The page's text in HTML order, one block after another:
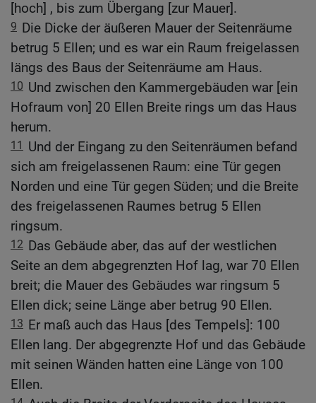
[hoch] , bis zum Übergang [zur Mauer].
9 Die Dicke der äußeren Mauer der Seitenräume
betrug 5 Ellen; und es war ein Raum freigelassen
längs des Baus der Seitenräume am Haus.
10 Und zwischen den Kammergebäuden war [ein
Hofraum von] 20 Ellen Breite rings um das Haus
herum.
11
Und der Eingang zu den Seitenräumen befand
sich am freigelassenen Raum: eine Tür gegen
Norden und eine Tür gegen Süden; und die Breite
des freigelassenen Raumes betrug 5 Ellen
ringsum.
12 Das Gebäude aber, das auf der westlichen
Seite an dem abgegrenzten Hof lag, war 70 Ellen
breit; die Mauer des Gebäudes war ringsum 5
Ellen dick; seine Länge aber betrug 90 Ellen.
13 Er maß auch das Haus [des Tempels]: 100
Ellen lang. Der abgegrenzte Hof und das Gebäude
mit seinen Wänden hatten eine Länge von 100
Ellen.